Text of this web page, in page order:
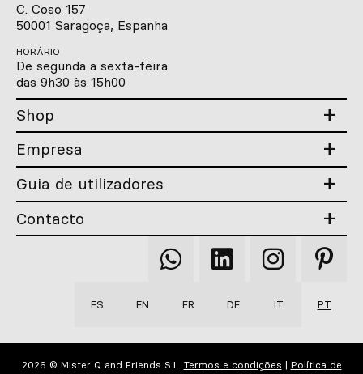
C. Coso 157
50001 Saragoça, Espanha
HORÁRIO
De segunda a sexta-feira
das 9h30 às 15h00
Shop
Empresa
Guia de utilizadores
Contacto
Qooqer
WhatsApp
Qooqer
Linkedin
Qooqer
Instagram
Qooqer
ES EN FR DE IT PT
2026 © Mister Q and Friends S.L. Termos e condições | Política de